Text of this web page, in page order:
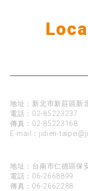
地址：新北市新莊區新
電話： 02-85223237
傳真：02-85223168
E-mail： jidien-
地址：台南市仁德區保
電話： 06-2668899
傳真：06-2662288